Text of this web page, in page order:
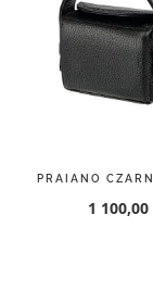
PRAIANO
1 100,00